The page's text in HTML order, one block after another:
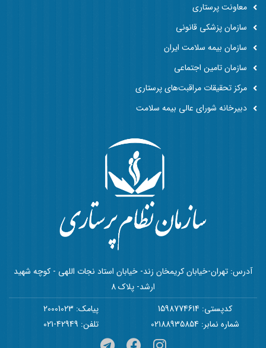
آدرس: تهران-خیابان کریمخان زند- خیابان استاد نجات اللهی - کوچه شهید
ارشد- پلاک 8
کدپستی: 1598774614
پیامک: 20001023
شماره نمابر: 02188935854
تلفن: 42949-021
معاونت پرستاری
سازمان پزشکی قانونی
سازمان بیمه سلامت ایران
سازمان تامین اجتماعی
مرکز تحقیقات مراقبت‌های پرستاری
دبیرخانه شورای عالی بیمه سلامت